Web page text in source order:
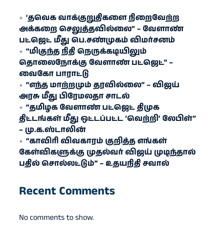
‘தவெக வாக்குறுதிகளை நிறைவேற்ற
அக்கறை செலுத்தவில்லை” – வேளாண்
பட்ஜெட் மீது பெ.சண்முகம் விமர்சனம்
“மிகுந்த நிதி நெருக்கடியிலும்
தொலைநோக்கு வேளாண் பட்ஜெட்” –
வைகோ பாராட்டு
“எந்த மாற்றமும் தரவில்லை” – விஜய்
அரசு மீது பிரேமலதா சாடல்
“தமிழக வேளாண் பட்ஜெட் திமுக
திட்டங்கள் மீது ஒட்டப்பட்ட ‘வெற்றி’ லேபிள்”
– மு.க.ஸ்டாலின்
“காவிரி விவகாரம் குறித்த எங்கள்
கேள்விகளுக்கு முதல்வர் விஜய் முடிந்தால்
பதில் சொல்லட்டும்” – உதயநிதி சவால்
Recent Comments
No comments to show.